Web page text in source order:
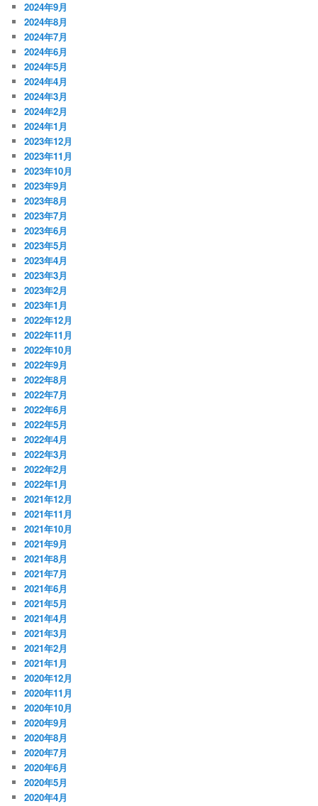
2024年9月
2024年8月
2024年7月
2024年6月
2024年5月
2024年4月
2024年3月
2024年2月
2024年1月
2023年12月
2023年11月
2023年10月
2023年9月
2023年8月
2023年7月
2023年6月
2023年5月
2023年4月
2023年3月
2023年2月
2023年1月
2022年12月
2022年11月
2022年10月
2022年9月
2022年8月
2022年7月
2022年6月
2022年5月
2022年4月
2022年3月
2022年2月
2022年1月
2021年12月
2021年11月
2021年10月
2021年9月
2021年8月
2021年7月
2021年6月
2021年5月
2021年4月
2021年3月
2021年2月
2021年1月
2020年12月
2020年11月
2020年10月
2020年9月
2020年8月
2020年7月
2020年6月
2020年5月
2020年4月